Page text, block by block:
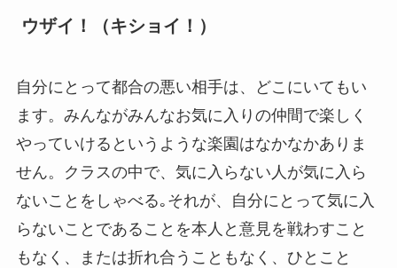
ウザイ！（キショイ！）
自分にとって都合の悪い相手は、どこにいてもい
ます。みんながみんなお気に入りの仲間で楽しく
やっていけるというような楽園はなかなかありま
せん。クラスの中で、気に入らない人が気に入ら
ないことをしゃべる｡それが、自分にとって気に入
らないことであることを本人と意見を戦わすこと
もなく、または折れ合うこともなく、ひとこと